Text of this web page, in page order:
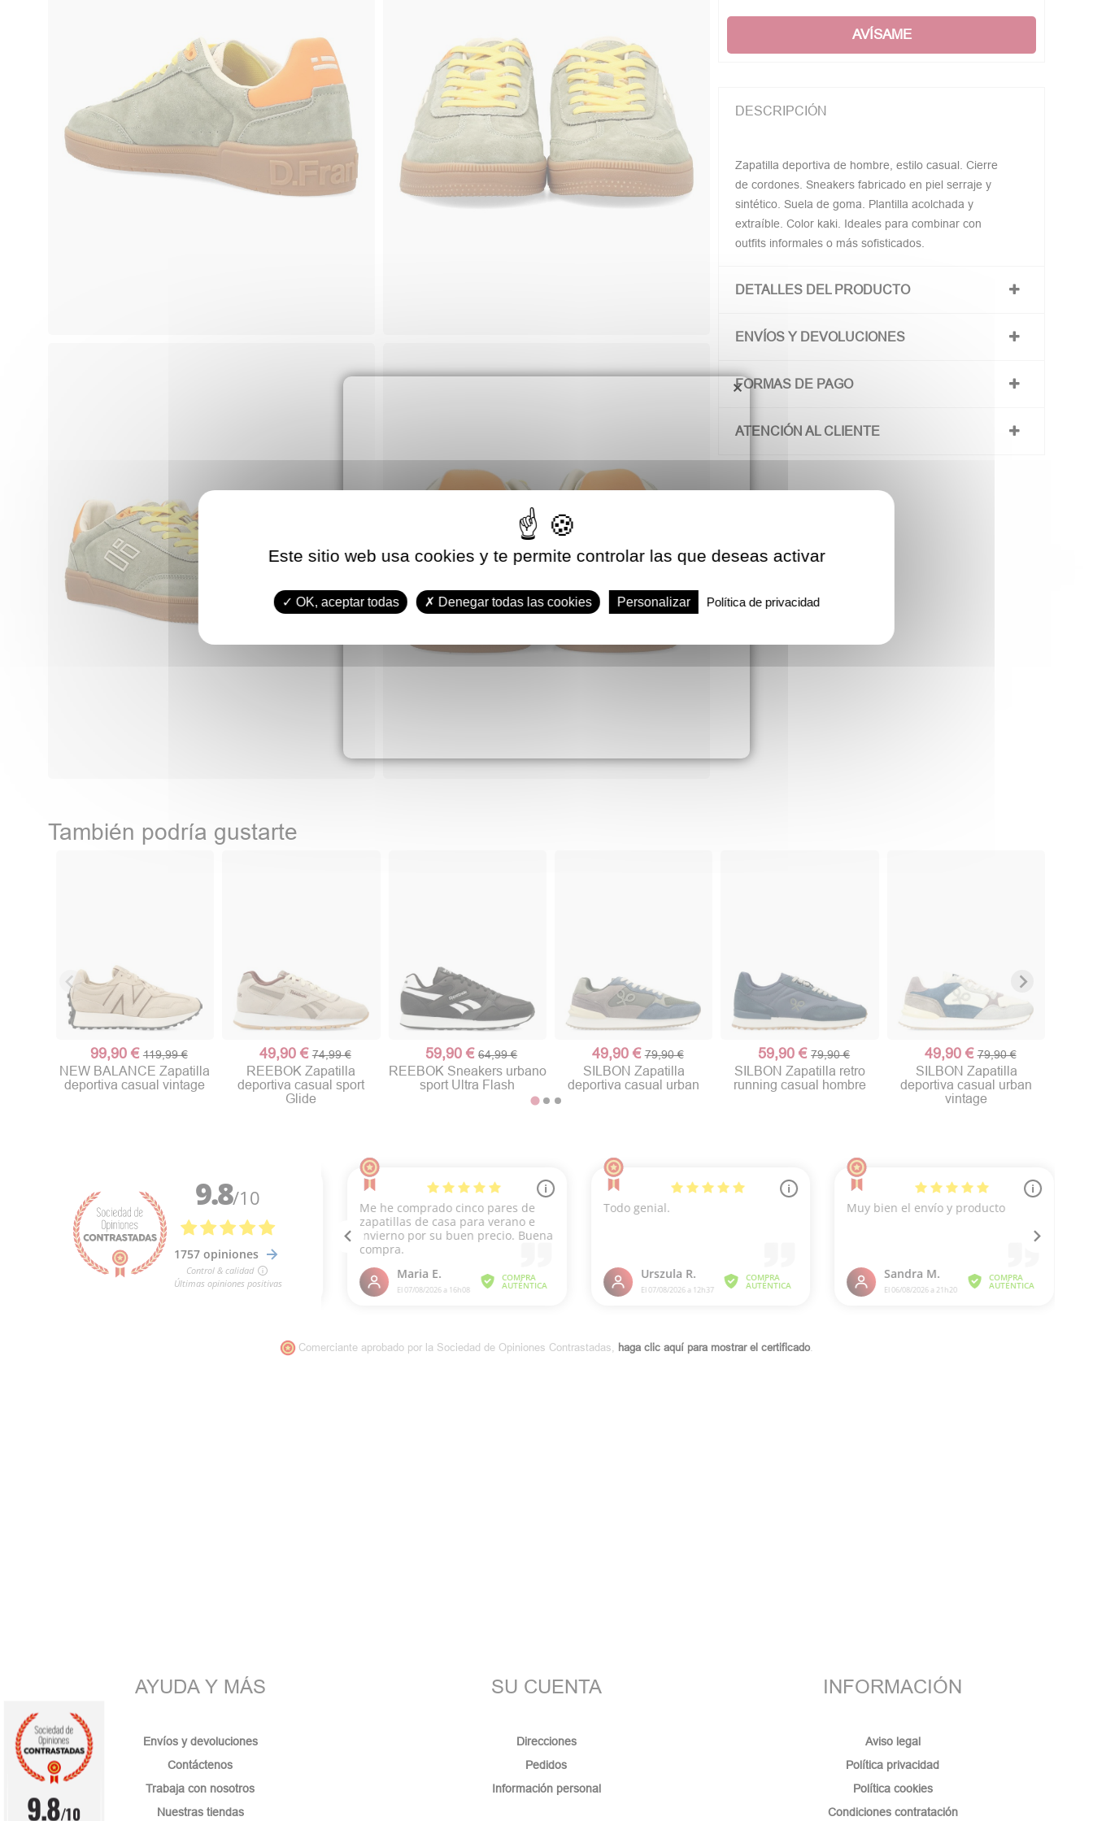
AVÍSAME
DESCRIPCIÓN
Zapatilla deportiva de hombre, estilo casual. Cierre
de cordones. Sneakers fabricado en piel serraje y
sintético. Suela de goma. Plantilla acolchada y
extraíble. Color kaki. Ideales para combinar con
outfits informales o más sofisticados.
DETALLES DEL PRODUCTO
ENVÍOS Y DEVOLUCIONES
FORMAS DE PAGO
ATENCIÓN AL CLIENTE
También podría gustarte
99,90 € 119,99 €
NEW BALANCE Zapatilla
deportiva casual vintage
49,90 €74,99 €
REEBOK Zapatilla
deportiva casual sport
Glide
59,90 €64,99 €
REEBOK Sneakers urbano
sport Ultra Flash
49,90 €79,90 €
SILBON Zapatilla
deportiva casual urban
59,90 €79,90 €
SILBON Zapatilla retro
running casual hombre
49,90 €79,90 €
SILBON Zapatilla
deportiva casual urban
vintage
Comerciante aprobado por la Sociedad de Opiniones Contrastadas, haga clic aquí para mostrar el certificado.
AYUDA Y MÁS
Envíos y devoluciones
Contáctenos
Trabaja con nosotros
Nuestras tiendas
SU CUENTA
Direcciones
Pedidos
Información personal
INFORMACIÓN
Aviso legal
Política privacidad
Política cookies
Condiciones contratación
×
9.8/10
Este sitio web usa cookies y te permite controlar las que deseas activar
OK, aceptar todas Denegar todas las cookies Personalizar Política de privacidad